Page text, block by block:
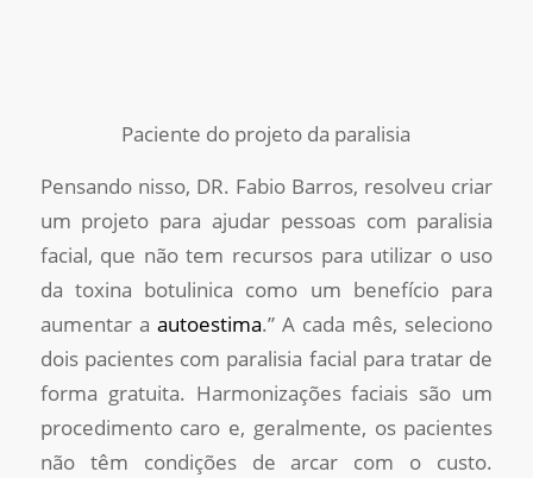
Paciente do projeto da paralisia
Pensando nisso, DR. Fabio Barros, resolveu criar
um projeto para ajudar pessoas com paralisia
facial, que não tem recursos para utilizar o uso
da toxina botulinica como um benefício para
aumentar a autoestima.” A cada mês, seleciono
dois pacientes com paralisia facial para tratar de
forma gratuita. Harmonizações faciais são um
procedimento caro e, geralmente, os pacientes
não têm condições de arcar com o custo.